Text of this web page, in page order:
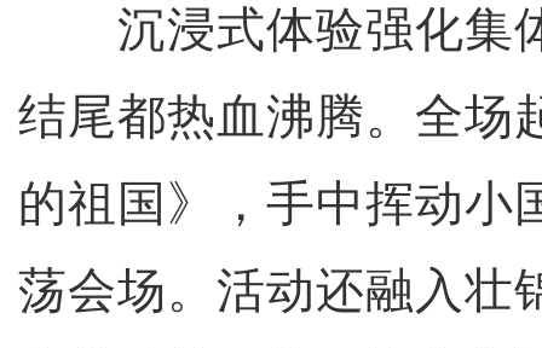
沉浸式体验强化集
结尾都热血沸腾。全场
的祖国》，手中挥动小
荡会场。活动还融入壮